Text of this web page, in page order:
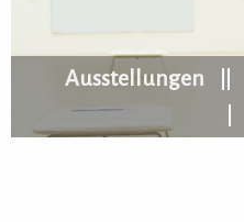
KULTURpur
Ausstellungen